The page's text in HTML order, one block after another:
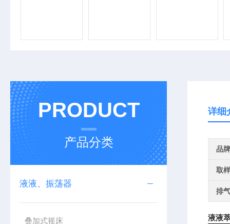
PRODUCT
产品分类
液液、振荡器
叠加式摇床
详细
品牌
取
排
液液